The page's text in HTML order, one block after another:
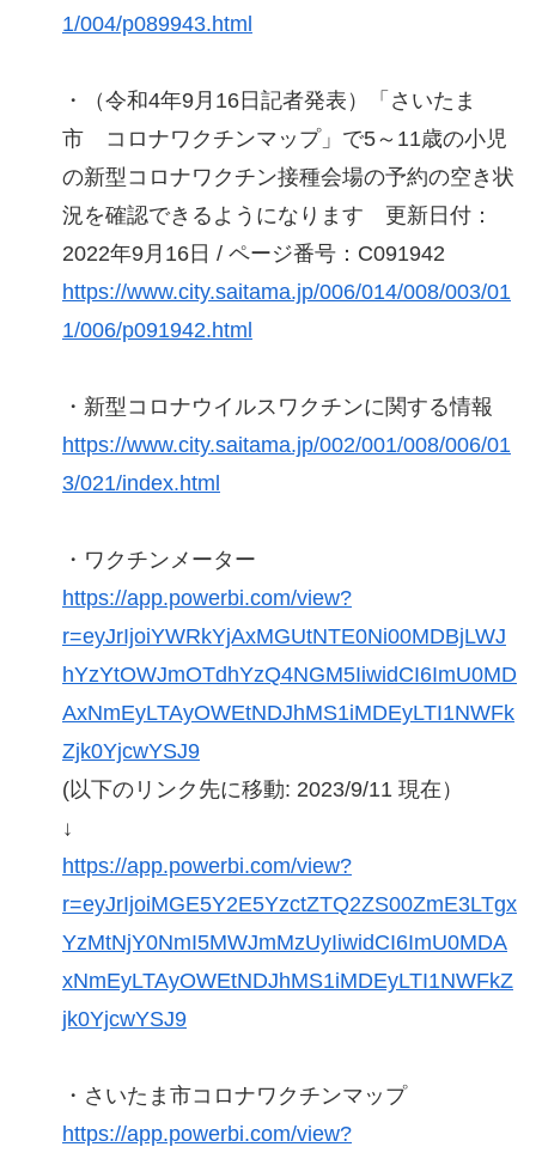
1/004/p089943.html
・（令和4年9月16日記者発表）「さいたま
市 コロナワクチンマップ」で5～11歳の小児
の新型コロナワクチン接種会場の予約の空き状
況を確認できるようになります 更新日付：
2022年9月16日 / ページ番号：C091942
https://www.city.saitama.jp/006/014/008/003/01
1/006/p091942.html
・新型コロナウイルスワクチンに関する情報
https://www.city.saitama.jp/002/001/008/006/01
3/021/index.html
・ワクチンメーター
https://app.powerbi.com/view?
r=eyJrIjoiYWRkYjAxMGUtNTE0Ni00MDBjLWJ
hYzYtOWJmOTdhYzQ4NGM5IiwidCI6ImU0MD
AxNmEyLTAyOWEtNDJhMS1iMDEyLTI1NWFk
Zjk0YjcwYSJ9
(以下のリンク先に移動: 2023/9/11 現在）
↓
https://app.powerbi.com/view?
r=eyJrIjoiMGE5Y2E5YzctZTQ2ZS00ZmE3LTgx
YzMtNjY0NmI5MWJmMzUyIiwidCI6ImU0MDA
xNmEyLTAyOWEtNDJhMS1iMDEyLTI1NWFkZ
jk0YjcwYSJ9
・さいたま市コロナワクチンマップ
https://app.powerbi.com/view?